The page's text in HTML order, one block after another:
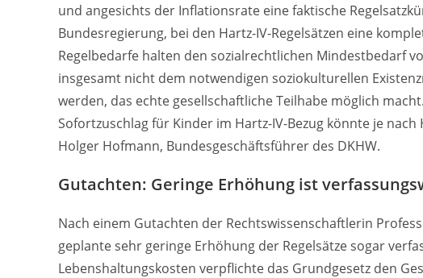
und angesichts der Inflationsrate eine faktische
Bundesregierung, bei den Hartz-IV-Regelsätzen eine
Regelbedarfe halten den sozialrechtlichen Mindestbedarf
insgesamt nicht dem notwendigen soziokulturellen
werden, das echte gesellschaftliche Teilhabe möglich
Sofortzuschlag für Kinder im Hartz-IV-Bezug könnte je
Holger Hofmann, Bundesgeschäftsführer des DKHW.
Gutachten: Geringe Erhöhung ist
Nach einem Gutachten der Rechtswissenschaftlerin
geplante sehr geringe Erhöhung der Regelsätze sogar
Lebenshaltungskosten verpflichte das Grundgesetz den